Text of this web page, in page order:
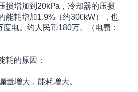
损增加到20kPa，冷却器的压损
能耗增加1.9%（约300kW），也
电。约人民币180万。（电费：
耗的原因：
量增大，能耗增大。